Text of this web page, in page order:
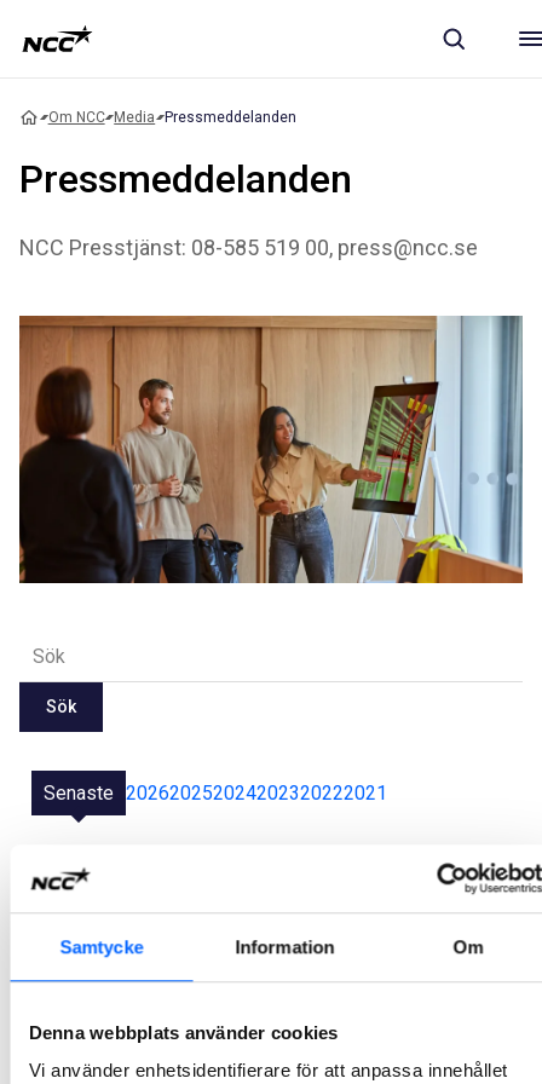
Samtycke Information Om
Denna webbplats använder cookies
Vi använder enhetsidentifierare för att anpassa innehållet
Om NCC Media Pressmeddelanden
Pressmeddelanden
NCC Presstjänst: 08-585 519 00, press@ncc.se
Sök
Senaste 202620252024202320222021
NCC tecknar kontrakt för fjärrvärmeutbyggnad i
danska Herlev
2026-01-29 14:25
NCC bygger nya kontorsytor för BAE Systems